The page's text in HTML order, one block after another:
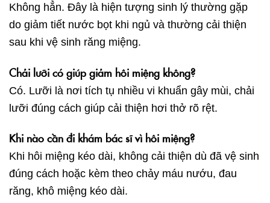
Không hẳn. Đây là hiện tượng sinh lý thường gặp
do giảm tiết nước bọt khi ngủ và thường cải thiện
sau khi vệ sinh răng miệng.
Chải lưỡi có giúp giảm hôi miệng không?
Có. Lưỡi là nơi tích tụ nhiều vi khuẩn gây mùi, chải
lưỡi đúng cách giúp cải thiện hơi thở rõ rệt.
Khi nào cần đi khám bác sĩ vì hôi miệng?
Khi hôi miệng kéo dài, không cải thiện dù đã vệ sinh
đúng cách hoặc kèm theo chảy máu nướu, đau
răng, khô miệng kéo dài.